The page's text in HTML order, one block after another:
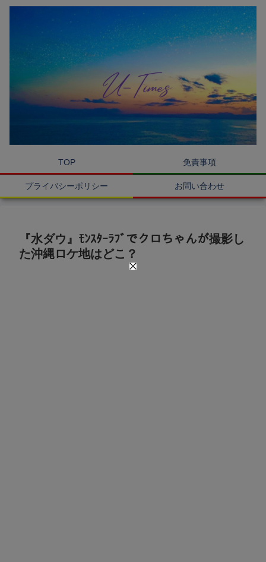
TOP 免責事項
プライバシーポリシー お問い合わせ
『水ダウ』ﾓﾝｽﾀｰﾗﾌﾞでクロちゃんが撮影し
た沖縄ロケ地はどこ？